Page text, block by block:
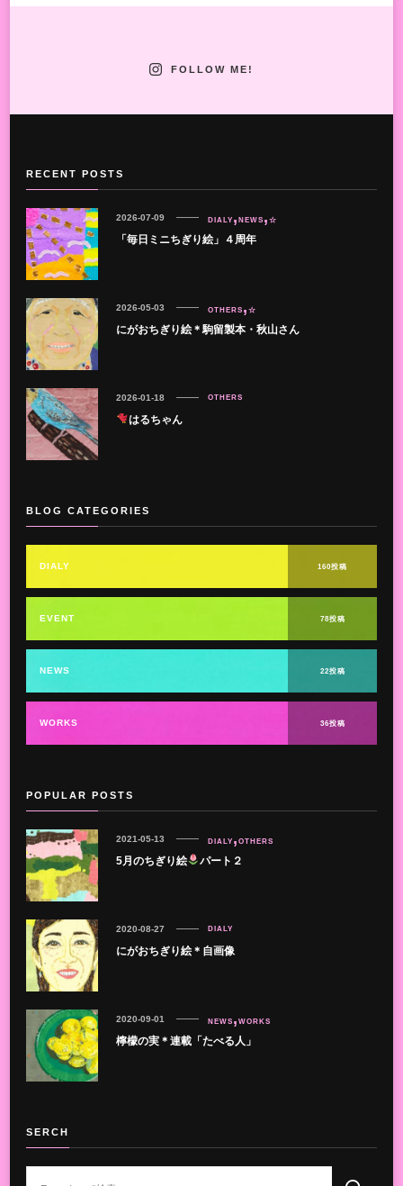
FOLLOW ME!
RECENT POSTS
DIALY NEWS ☆
「毎日ミニちぎり絵」４周年
2026-07-09
OTHERS ☆
にがおちぎり絵＊駒留製本・秋山さん
2026-05-03
OTHERS
はるちゃん
2026-01-18
BLOG CATEGORIES
DIALY 160投稿
EVENT 78投稿
NEWS 22投稿
WORKS 36投稿
POPULAR POSTS
DIALY OTHERS
5月のちぎり絵 パート２
2021-05-13
DIALY
にがおちぎり絵＊自画像
2020-08-27
NEWS WORKS
檸檬の実＊連載「たべる人」
2020-09-01
SERCH